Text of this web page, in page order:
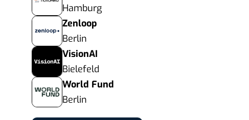
Hamburg
Zenloop
Berlin
VisionAI
Bielefeld
World Fund
Berlin